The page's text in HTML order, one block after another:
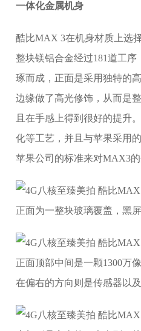
一体化金属机身
酷比MAX 3在机身材质上选
整块镁铝合金经过181道工
琢而成，正面是采用独特的
边缘做了高光修饰，从而是
且在手感上得到很好的提升
化等工艺，并且与苹果采用
苹果公司的标准来对MAX3的
正面为一整块玻璃覆盖，黑
正面顶部中间是一颗1300万
在偏右的方向则是传感器以及